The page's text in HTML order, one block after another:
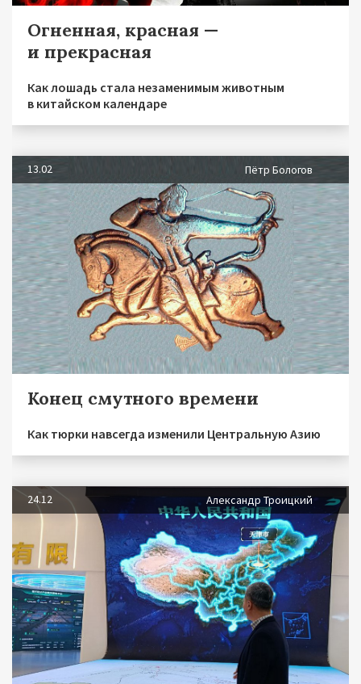
Огненная, красная —
и прекрасная
Как лошадь стала незаменимым животным
в китайском календаре
13.02 Пётр Бологов
Конец смутного времени
Как тюрки навсегда изменили Центральную Азию
24.12 Александр Троицкий